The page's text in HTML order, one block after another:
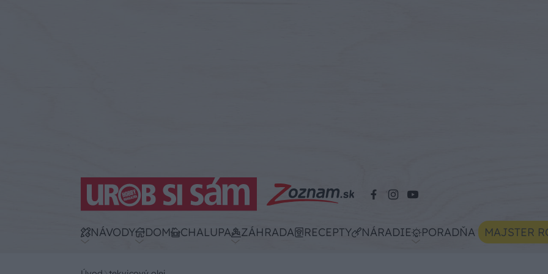
NÁVODY DOM CHALUPA ZÁHRADA RECEPTY NÁRADIE PORADŇA MAJSTER